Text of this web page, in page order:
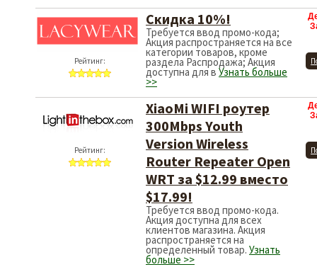
Рейтинг:
Скидка 10%!
Требуется ввод промо-кода;
Акция распространяется на все
категории товаров, кроме
раздела Распродажа; Акция
доступна для в Узнать больше
>>
Рейтинг:
XiaoMi WIFI роутер
300Mbps Youth
Version Wireless
Router Repeater Open
WRT за $12.99 вместо
$17.99!
Требуется ввод промо-кода.
Акция доступна для всех
клиентов магазина. Акция
распространяется на
определенный товар. Узнать
больше >>